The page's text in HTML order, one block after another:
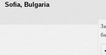
Sofia, Bulgaria